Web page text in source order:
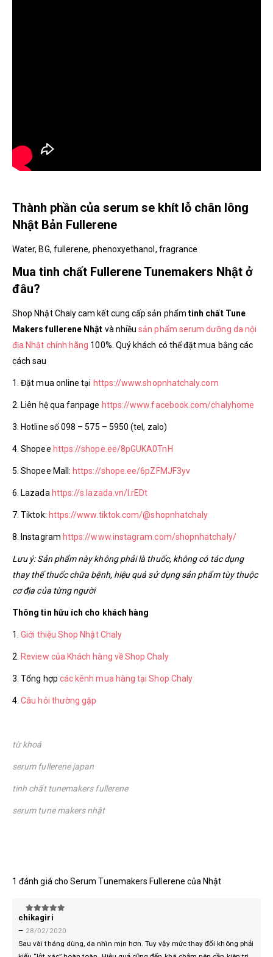
Thành phần của serum se khít lỗ chân lông
Nhật Bản Fullerene
Water, BG, fullerene, phenoxyethanol, fragrance
Mua tinh chất Fullerene Tunemakers Nhật ở
đâu?
Shop Nhật Chaly cam kết cung cấp sản phẩm tinh chất Tune
Makers fullerene Nhật và nhiềusản phẩm serum dưỡng da nội
địa Nhật chính hãng 100%. Quý khách có thể đặt mua bằng các
cách sau
1. Đặt mua online tại https://www.shopnhatchaly.com
2. Liên hệ qua fanpage https://www.facebook.com/chalyhome
3. Hotline số 098 – 575 – 5950 (tel, zalo)
4. Shopee https://shope.ee/8pGUKA0TnH
5. Shopee Mall: https://shope.ee/6pZFMJF3yv
6. Lazada https://s.lazada.vn/l.rEDt
7. Tiktok: https://www.tiktok.com/@shopnhatchaly
8. Instagram https://www.instagram.com/shopnhatchaly/
Lưu ý: Sản phẩm này không phải là thuốc, không có tác dụng
thay thế thuốc chữa bệnh, hiệu quả sử dụng sản phẩm tùy thuộc
cơ địa của từng người
Thông tin hữu ích cho khách hàng
1.Giới thiệu Shop Nhật Chaly
2. Review của Khách hàng về Shop Chaly
3. Tổng hợp các kênh mua hàng tại Shop Chaly
4.Câu hỏi thường gặp
từ khoá
serum fullerene japan
tinh chất tunemakers fullerene
serum tune makers nhật
1 đánh giá choSerum Tunemakers Fullerene của Nhật
5 trên 5
chikagiri
– 28/02/2020
Sau vài tháng dùng, da nhìn mịn hơn. Tuy vậy mức thay đổi không phải